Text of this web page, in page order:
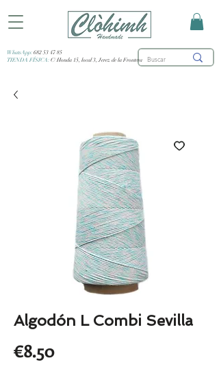
WhatsApp: 682 53 47 85
TIENDA FÍSICA: C/ Honda 15, local 3, Jerez de la Frontera
Algodón L Combi Sevilla
€8.50Price